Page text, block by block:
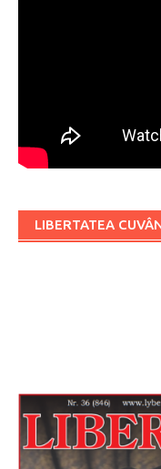
LIBERTATEA